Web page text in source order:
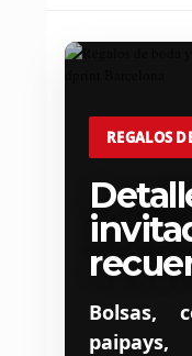
REGALOS
Bolsas,